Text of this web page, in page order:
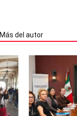
Más del autor